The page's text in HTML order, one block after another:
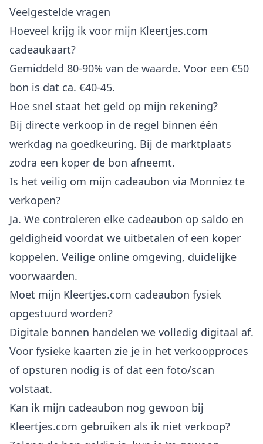
Veelgestelde vragen
Hoeveel krijg ik voor mijn Kleertjes.com
cadeaukaart?
Gemiddeld 80-90% van de waarde. Voor een €50
bon is dat ca. €40-45.
Hoe snel staat het geld op mijn rekening?
Bij directe verkoop in de regel binnen één
werkdag na goedkeuring. Bij de marktplaats
zodra een koper de bon afneemt.
Is het veilig om mijn cadeaubon via Monniez te
verkopen?
Ja. We controleren elke cadeaubon op saldo en
geldigheid voordat we uitbetalen of een koper
koppelen. Veilige online omgeving, duidelijke
voorwaarden.
Moet mijn Kleertjes.com cadeaubon fysiek
opgestuurd worden?
Digitale bonnen handelen we volledig digitaal af.
Voor fysieke kaarten zie je in het verkoopproces
of opsturen nodig is of dat een foto/scan
volstaat.
Kan ik mijn cadeaubon nog gewoon bij
Kleertjes.com gebruiken als ik niet verkoop?